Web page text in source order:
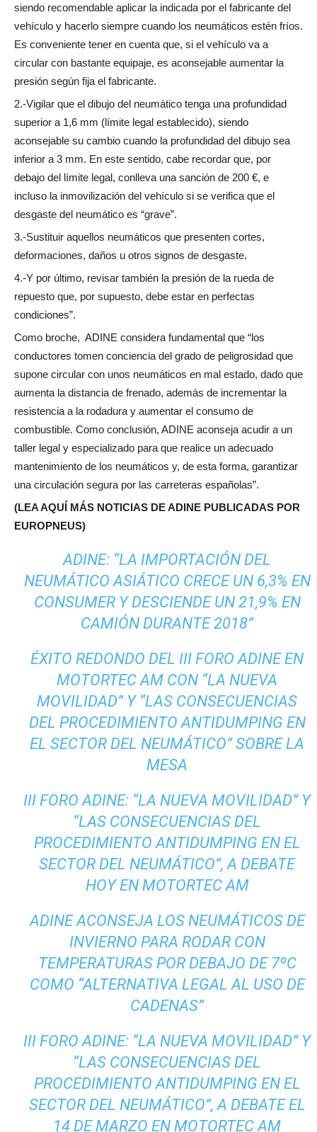
siendo recomendable aplicar la indicada por el fabricante del
vehículo y hacerlo siempre cuando los neumáticos estén fríos.
Es conveniente tener en cuenta que, si el vehículo va a
circular con bastante equipaje, es aconsejable aumentar la
presión según fija el fabricante.
2.-Vigilar que el dibujo del neumático tenga una profundidad
superior a 1,6 mm (límite legal establecido), siendo
aconsejable su cambio cuando la profundidad del dibujo sea
inferior a 3 mm. En este sentido, cabe recordar que, por
debajo del límite legal, conlleva una sanción de 200 €, e
incluso la inmovilización del vehículo si se verifica que el
desgaste del neumático es “grave”.
3.-Sustituir aquellos neumáticos que presenten cortes,
deformaciones, daños u otros signos de desgaste.
4.-Y por último, revisar también la presión de la rueda de
repuesto que, por supuesto, debe estar en perfectas
condiciones”.
Como broche, ADINE considera fundamental que “los
conductores tomen conciencia del grado de peligrosidad que
supone circular con unos neumáticos en mal estado, dado que
aumenta la distancia de frenado, además de incrementar la
resistencia a la rodadura y aumentar el consumo de
combustible. Como conclusión, ADINE aconseja acudir a un
taller legal y especializado para que realice un adecuado
mantenimiento de los neumáticos y, de esta forma, garantizar
una circulación segura por las carreteras españolas”.
(LEA AQUÍ MÁS NOTICIAS DE ADINE PUBLICADAS POR
EUROPNEUS)
ADINE: “LA IMPORTACIÓN DEL
NEUMÁTICO ASIÁTICO CRECE UN 6,3% EN
CONSUMER Y DESCIENDE UN 21,9% EN
CAMIÓN DURANTE 2018”
ÉXITO REDONDO DEL III FORO ADINE EN
MOTORTEC AM CON “LA NUEVA
MOVILIDAD” Y “LAS CONSECUENCIAS
DEL PROCEDIMIENTO ANTIDUMPING EN
EL SECTOR DEL NEUMÁTICO” SOBRE LA
MESA
III FORO ADINE: “LA NUEVA MOVILIDAD” Y
“LAS CONSECUENCIAS DEL
PROCEDIMIENTO ANTIDUMPING EN EL
SECTOR DEL NEUMÁTICO”, A DEBATE
HOY EN MOTORTEC AM
ADINE ACONSEJA LOS NEUMÁTICOS DE
INVIERNO PARA RODAR CON
TEMPERATURAS POR DEBAJO DE 7ºC
COMO “ALTERNATIVA LEGAL AL USO DE
CADENAS”
III FORO ADINE: “LA NUEVA MOVILIDAD” Y
“LAS CONSECUENCIAS DEL
PROCEDIMIENTO ANTIDUMPING EN EL
SECTOR DEL NEUMÁTICO”, A DEBATE EL
14 DE MARZO EN MOTORTEC AM